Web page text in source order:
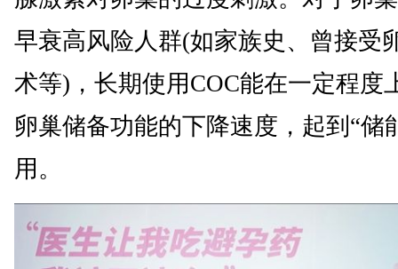
早衰高风险人群(如家族史、曾接受
术等)，长期使用COC能在一定程度
卵巢储备功能的下降速度，起到“储
用。